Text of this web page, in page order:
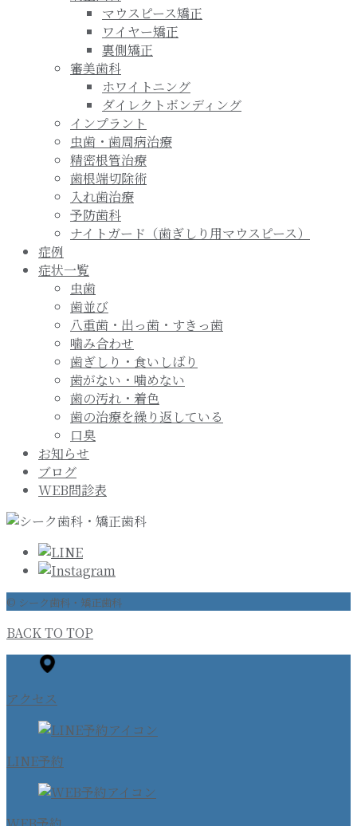
マウスピース矯正
ワイヤー矯正
裏側矯正
審美歯科
ホワイトニング
ダイレクトボンディング
インプラント
虫歯・歯周病治療
精密根管治療
歯根端切除術
入れ歯治療
予防歯科
ナイトガード（歯ぎしり用マウスピース）
症例
症状一覧
虫歯
歯並び
八重歯・出っ歯・すきっ歯
噛み合わせ
歯ぎしり・食いしばり
歯がない・噛めない
歯の汚れ・着色
歯の治療を繰り返している
口臭
お知らせ
ブログ
WEB問診表
© シーク歯科・矯正歯科
BACK TO TOP
アクセス
LINE予約